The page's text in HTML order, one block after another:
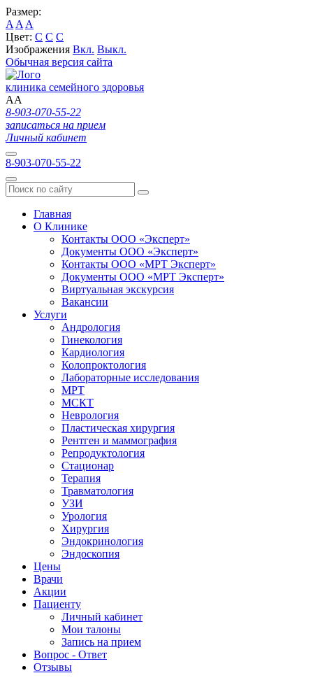
Размер:
A A A
Цвет: C C C
Изображения Вкл. Выкл.
Обычная версия сайта
клиника семейного здоровья
AA
8-903-070-55-22
записаться на прием
Личный кабинет
8-903-070-55-22
Главная
О Клинике
Контакты ООО «Эксперт»
Документы ООО «Эксперт»
Контакты ООО «МРТ Эксперт»
Документы ООО «МРТ Эксперт»
Виртуальная экскурсия
Вакансии
Услуги
Андрология
Гинекология
Кардиология
Колопроктология
Лабораторные исследования
МРТ
МСКТ
Неврология
Пластическая хирургия
Рентген и маммография
Репродуктология
Стационар
Терапия
Травматология
УЗИ
Урология
Хирургия
Эндокринология
Эндоскопия
Цены
Врачи
Акции
Пациенту
Личный кабинет
Мои талоны
Запись на прием
Вопрос - Ответ
Отзывы